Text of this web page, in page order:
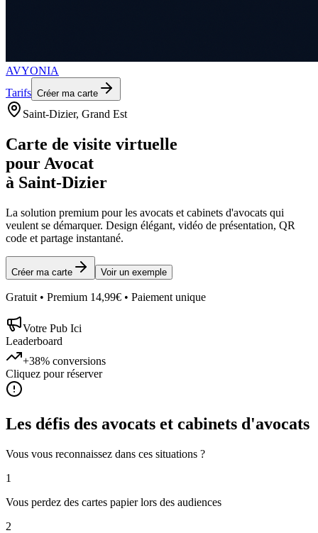
AVYONIA
Tarifs Créer ma carte
Saint-Dizier, Grand Est
Carte de visite virtuelle
pour Avocat
à Saint-Dizier
La solution premium pour les avocats et cabinets d'avocats qui
veulent se démarquer. Design élégant, vidéo de présentation, QR
code et partage instantané.
Créer ma carte Voir un exemple
Gratuit • Premium 14,99€ • Paiement unique
Votre Pub Ici
Leaderboard
+38% conversions
Cliquez pour réserver
Les défis des avocats et cabinets d'avocats
Vous vous reconnaissez dans ces situations ?
1
Vous perdez des cartes papier lors des audiences
2